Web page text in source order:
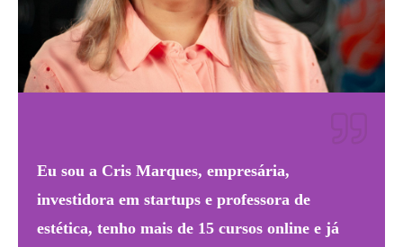
Eu sou a Cris Marques, empresária,
investidora em startups e professora de
estética, tenho mais de 15 cursos online e já